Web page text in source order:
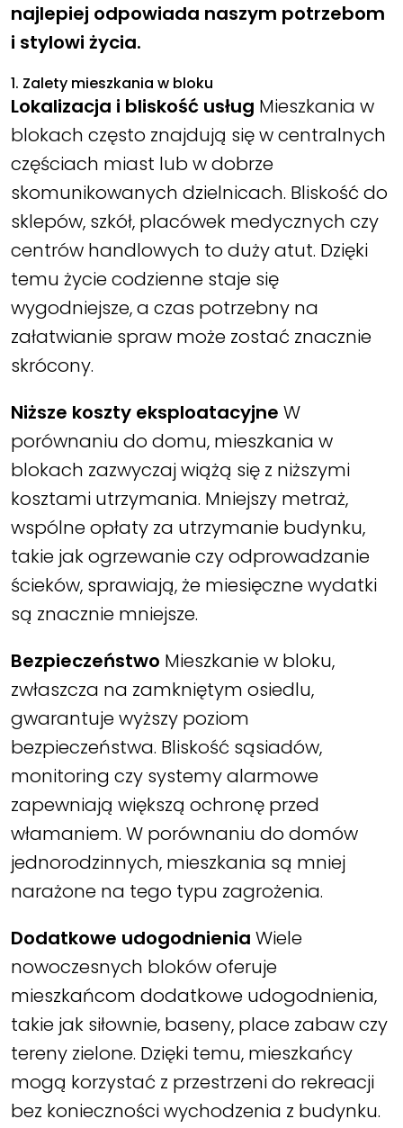
najlepiej odpowiada naszym potrzebom
i stylowi życia.
1. Zalety mieszkania w bloku
Lokalizacja i bliskość usług Mieszkania w
blokach często znajdują się w centralnych
częściach miast lub w dobrze
skomunikowanych dzielnicach. Bliskość do
sklepów, szkół, placówek medycznych czy
centrów handlowych to duży atut. Dzięki
temu życie codzienne staje się
wygodniejsze, a czas potrzebny na
załatwianie spraw może zostać znacznie
skrócony.
Niższe koszty eksploatacyjne W
porównaniu do domu, mieszkania w
blokach zazwyczaj wiążą się z niższymi
kosztami utrzymania. Mniejszy metraż,
wspólne opłaty za utrzymanie budynku,
takie jak ogrzewanie czy odprowadzanie
ścieków, sprawiają, że miesięczne wydatki
są znacznie mniejsze.
Bezpieczeństwo Mieszkanie w bloku,
zwłaszcza na zamkniętym osiedlu,
gwarantuje wyższy poziom
bezpieczeństwa. Bliskość sąsiadów,
monitoring czy systemy alarmowe
zapewniają większą ochronę przed
włamaniem. W porównaniu do domów
jednorodzinnych, mieszkania są mniej
narażone na tego typu zagrożenia.
Dodatkowe udogodnienia Wiele
nowoczesnych bloków oferuje
mieszkańcom dodatkowe udogodnienia,
takie jak siłownie, baseny, place zabaw czy
tereny zielone. Dzięki temu, mieszkańcy
mogą korzystać z przestrzeni do rekreacji
bez konieczności wychodzenia z budynku.